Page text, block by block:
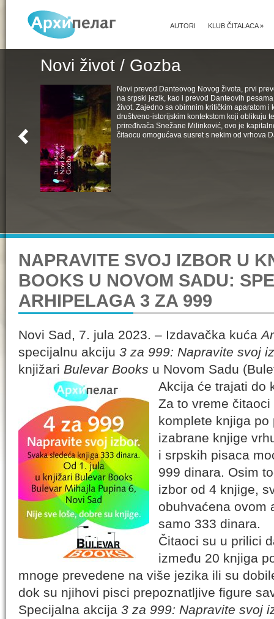
KLUB ČITALACA»
AUTORI
Novi život / Gozba
Novi prevod Danteovog Novog života, prvi
na srpski jezik, kao i prevod Danteovih
život. Zajedno sa obimnim kritičkim aparatom i
društveno-istorijskim kontekstom koji oblikuju
priređivača Snežane Milinković, ovo je
čitaocu omogućava susret s nekim od vrhova
NAPRAVITE SVOJ IZBOR U
BOOKS U NOVOM SADU:
ARHIPELAGA 3 ZA 999
Novi Sad, 7. jula 2023. – Izdavačka kuća
specijalnu akciju 3 za 999: Napravite svoj
knjižari Bulevar Books u Novom Sadu
Akcija će trajati do
Za to vreme
komplete knjiga
izabrane knjige
i srpskih pisaca
999 dinara. Osim
izbor od 4 knjige,
obuhvaćena ovom
samo 333 dinara.
Čitaoci su u prilici
između 20 knjiga
mnoge prevedene na više jezika ili su
dok su njihovi pisci prepoznatljive figure
Specijalna akcija 3 za 999: Napravite svoj